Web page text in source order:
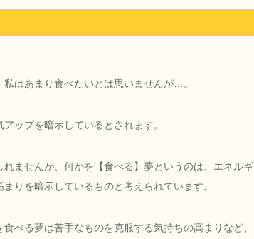
はあまり食べたいとは思いませんが…。
ップを暗示しているとされます。
ませんが、何かを【食べる】夢というのは、エネルギ
りを暗示しているものと考えられています。
べる夢は苦手なものを克服する気持ちの高まりなど、